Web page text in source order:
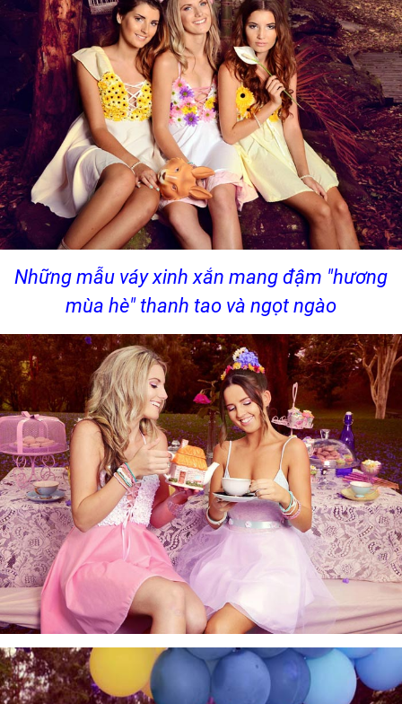
Những mẫu váy xinh xắn mang đậm "hương
mùa hè" thanh tao và ngọt ngào